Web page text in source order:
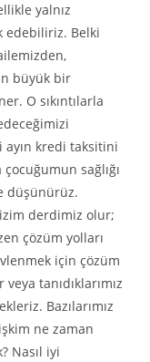
yalnız
edebiliriz. Belki
büyük bir
O sıkıntılarla
kredi taksitini
sağlığı
düşünürüz.
derdimiz olur;
çözüm yolları
için çözüm
tanıdıklarımız
Bazılarımız
ne zaman
Nasıl iyi